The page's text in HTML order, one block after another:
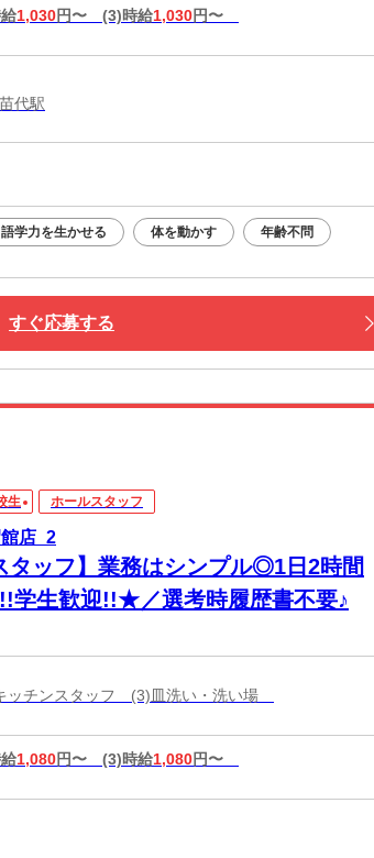
1,030円〜 (3)時給1,030円〜
代駅
語学力を生かせる 体を動かす 年齢不問
すぐ応募する
生 ホールスタッフ
店_2
タッフ】業務はシンプル◎1日2時間
生歓迎!!★／選考時履歴書不要♪
ッチンスタッフ (3)皿洗い・洗い場
1,080円〜 (3)時給1,080円〜